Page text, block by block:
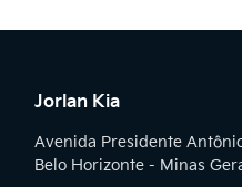
Jorlan Kia
Avenida Presidente
Belo Horizonte - Minas